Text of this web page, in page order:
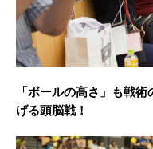
「ボールの高さ」も戦
げる頭脳戦！